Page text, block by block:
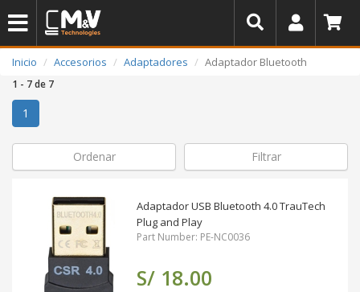
Inicio Accesorios Adaptadores Adaptador Bluetooth
1 - 7 de 7
1
Ordenar Filtrar
Adaptador USB Bluetooth 4.0 TrauTech
Plug and Play
Part Number: PE-NC0036
S/ 18.00